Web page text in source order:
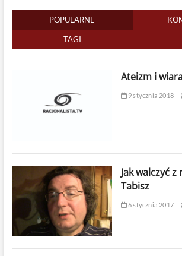
POPULARNE
TAGI
Ateizm i
9 stycznia 2018
Jak walczyć z
Tabisz
6 stycznia 2017